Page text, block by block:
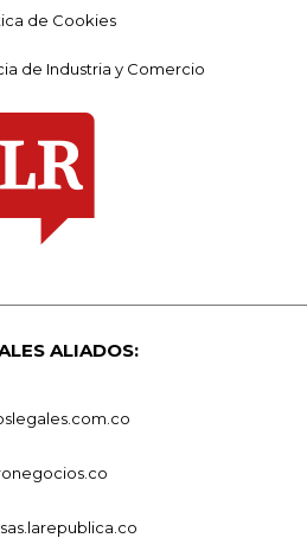
de Cookies
de Industria y Comercio
ALIADOS: